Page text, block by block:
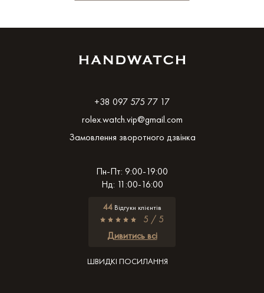
+38 097 575 77 17
rolex.watch.vip@gmail.com
Замовлення зворотного дзвінка
Пн-Пт: 9:00-19:00
Нд: 11:00-16:00
44Відгуки клієнтів
5 / 5
Дивитись всі
ШВИДКІ ПОСИЛАННЯ